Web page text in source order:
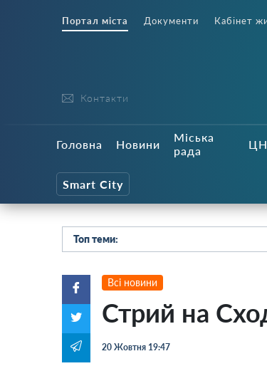
Портал міста Документи Кабінет
Контакти
Головна Новини
Міська
рада
Smart City
Топ теми:
Всі новини
Стрий на
20 Жовтня 19:47